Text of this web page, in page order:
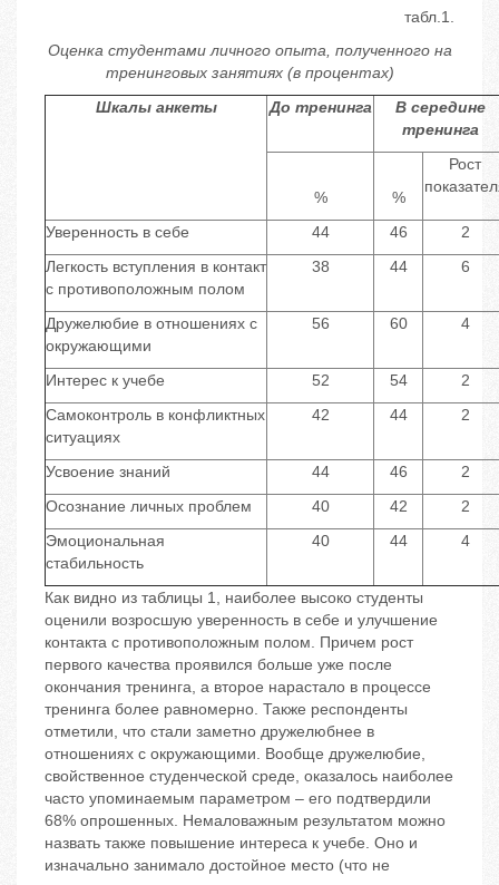
табл.1.
Оценка студентами личного опыта, полученного на
тренинговых занятиях (в процентах)
Шкалы анкеты
До тренинга
В середине
тренинга
% %
Рост
Уверенность в себе 44 46
2
Легкость вступления в контакт
с противоположным полом
38 44 6
Дружелюбие в отношениях с
окружающими
56 60 4
Интерес к учебе 52 54
2
Самоконтроль в конфликтных
ситуациях
42 44 2
Усвоение знаний 44 46
2
Осознание личных проблем
40 42
2
Эмоциональная
стабильность
40 44 4
Как видно из таблицы 1, наиболее высоко студенты
оценили возросшую уверенность в себе и улучшение
контакта с противоположным полом. Причем рост
первого качества проявился больше уже после
окончания тренинга, а второе нарастало в процессе
тренинга более равномерно. Также респонденты
отметили, что стали заметно дружелюбнее в
отношениях с окружающими. Вообще дружелюбие,
свойственное студенческой среде, оказалось наиболее
часто упоминаемым параметром – его подтвердили
68% опрошенных. Немаловажным результатом можно
назвать также повышение интереса к учебе. Оно и
изначально занимало достойное место (что не